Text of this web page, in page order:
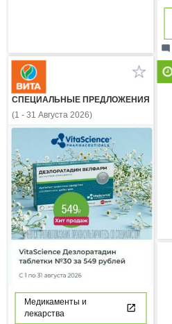
mode_comment
СПЕЦИАЛЬНЫЕ ПРЕДЛОЖЕНИЯ
(1 - 31 Августа 2026)
Медикаменты и
лекарства